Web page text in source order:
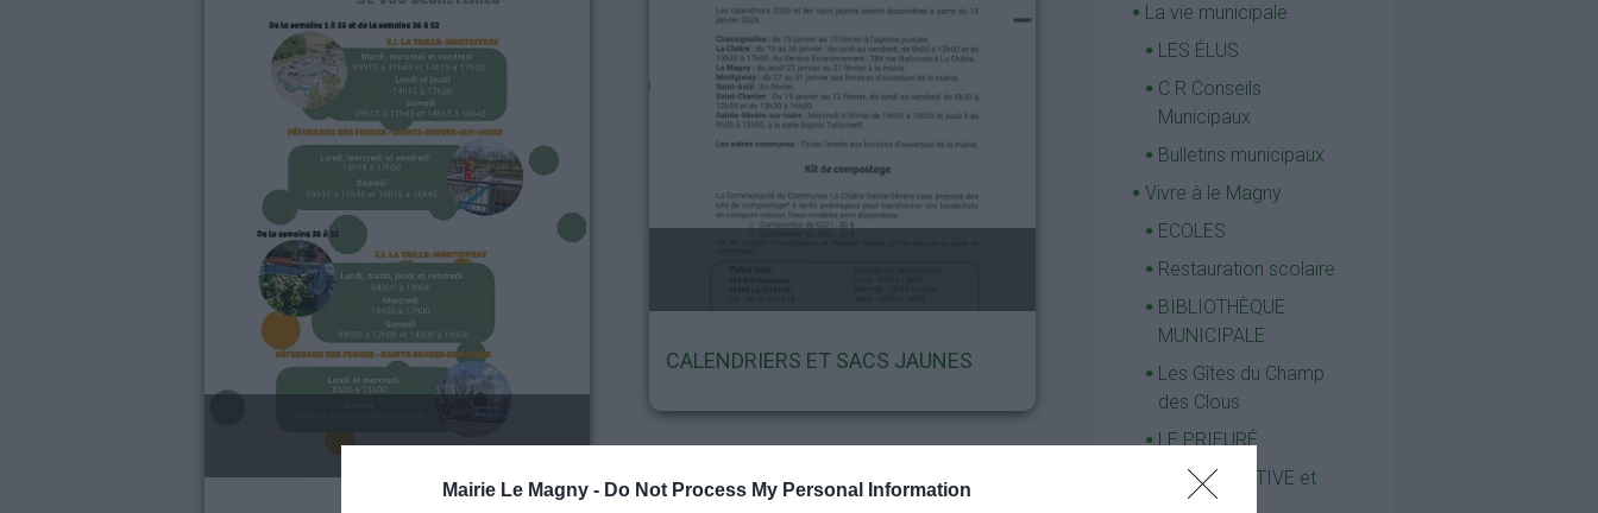
Mairie Le Magny - Do Not Process My Personal Information
CALENDRIERS ET SACS JAUNES
CALENDRIERS ET SACS JAUNES
La vie municipale
LES ÉLUS
C.R Conseils
Municipaux
Bulletins municipaux
Vivre à le Magny
ECOLES
Restauration scolaire
BIBLIOTHÈQUE
MUNICIPALE
Les Gîtes du Champ
des Clous
LE PRIEURÉ
VIE ASSOCIATIVE et